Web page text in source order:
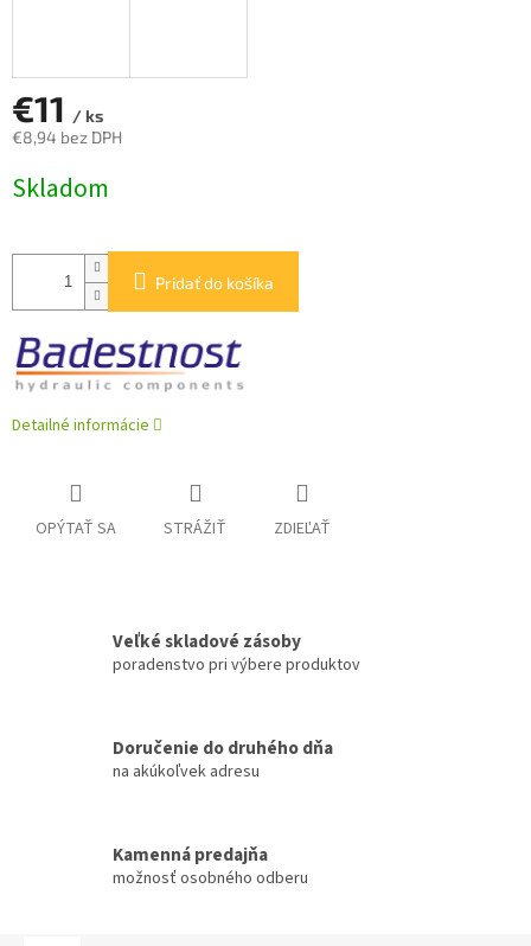
€11 / ks
€8,94 bez DPH
cena:
Skladom
Pridať do košíka
Detailné informácie
OPÝTAŤ SA STRÁŽIŤ ZDIEĽAŤ
Veľké skladové zásoby
poradenstvo pri výbere produktov
Doručenie do druhého dňa
na akúkoľvek adresu
Kamenná predajňa
možnosť osobného odberu